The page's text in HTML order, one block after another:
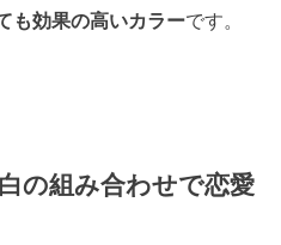
も効果の高いカラーです。
の組み合わせで恋愛